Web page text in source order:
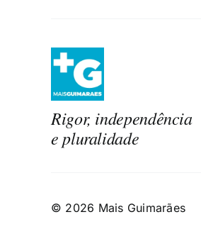
Rigor, independência
e pluralidade
© 2026 Mais Guimarães